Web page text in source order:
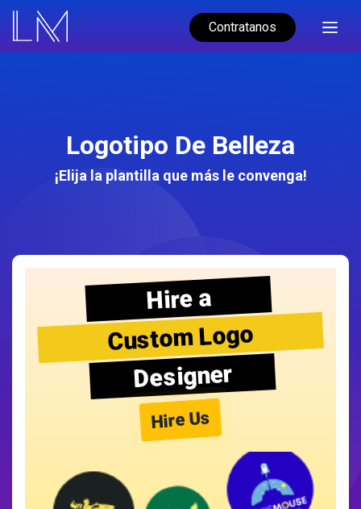
Contratanos
Logotipo De Belleza
¡Elija la plantilla que más le convenga!
Hire a
Custom Logo
Designer
Hire Us